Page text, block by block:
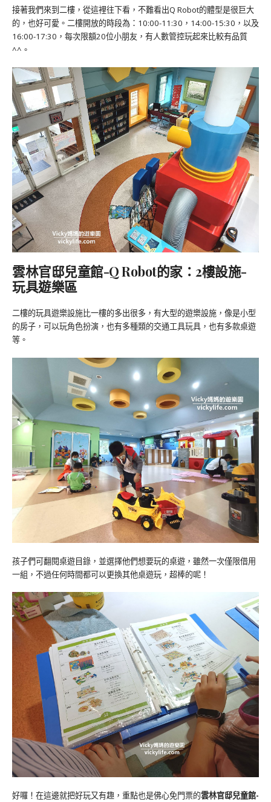
接著我們來到二樓，從這裡往下看，不難看出Q Robot的體型是很巨大
的，也好可愛。二樓開放的時段為：10:00-11:30，14:00-15:30，以及
16:00-17:30，每次限額20位小朋友，有人數管控玩起來比較有品質
^^。
雲林官邸兒童館-Q Robot的家：2樓設施-
玩具遊樂區
二樓的玩具遊樂設施比一樓的多出很多，有大型的遊樂設施，像是小型
的房子，可以玩角色扮演，也有多種類的交通工具玩具，也有多款桌遊
等。
孩子們可翻閱桌遊目錄，並選擇他們想要玩的桌遊，雖然一次僅限借用
一組，不過任何時間都可以更換其他桌遊玩，超棒的呢！
好囉！在這邊就把好玩又有趣，重點也是佛心免門票的雲林官邸兒童館-